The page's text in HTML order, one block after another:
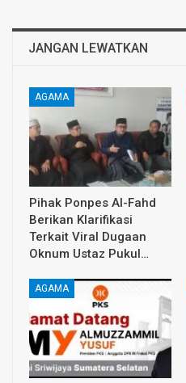
JANGAN LEWATKAN
AGAMA
Pihak Ponpes Al-Fahd
Berikan Klarifikasi
Terkait Viral Dugaan
Oknum Ustaz Pukul…
AGAMA